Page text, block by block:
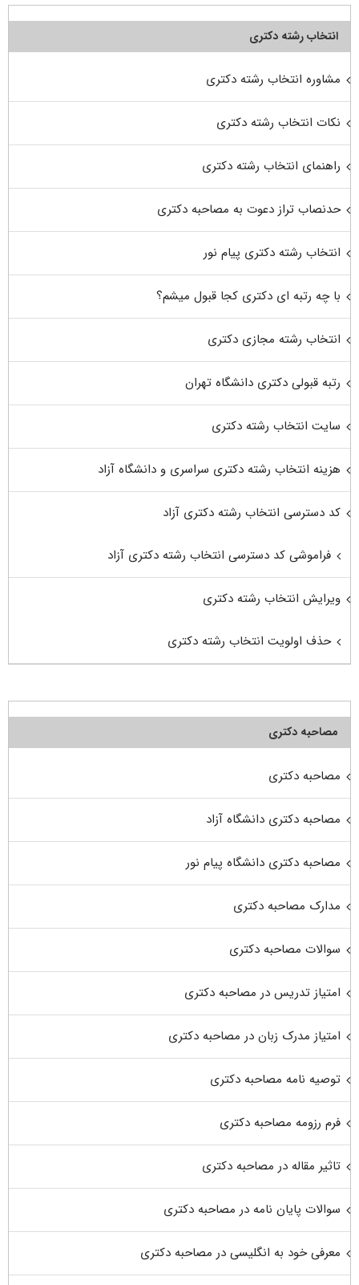
انتخاب رشته دکتری
مشاوره انتخاب رشته دکتری
نکات انتخاب رشته دکتری
راهنمای انتخاب رشته دکتری
حدنصاب تراز دعوت به مصاحبه دکتری
انتخاب رشته دکتری پیام نور
با چه رتبه ای دکتری کجا قبول میشم؟
انتخاب رشته مجازی دکتری
رتبه قبولی دکتری دانشگاه تهران
سایت انتخاب رشته دکتری
هزینه انتخاب رشته دکتری سراسری و دانشگاه آزاد
کد دسترسی انتخاب رشته دکتری آزاد
فراموشی کد دسترسی انتخاب رشته دکتری آزاد
ویرایش انتخاب رشته دکتری
حذف اولویت انتخاب رشته دکتری
مصاحبه دکتری
مصاحبه دکتری
مصاحبه دکتری دانشگاه آزاد
مصاحبه دکتری دانشگاه پیام نور
مدارک مصاحبه دکتری
سوالات مصاحبه دکتری
امتیاز تدریس در مصاحبه دکتری
امتیاز مدرک زبان در مصاحبه دکتری
توصیه نامه مصاحبه دکتری
فرم رزومه مصاحبه دکتری
تاثیر مقاله در مصاحبه دکتری
سوالات پایان نامه در مصاحبه دکتری
معرفی خود به انگلیسی در مصاحبه دکتری